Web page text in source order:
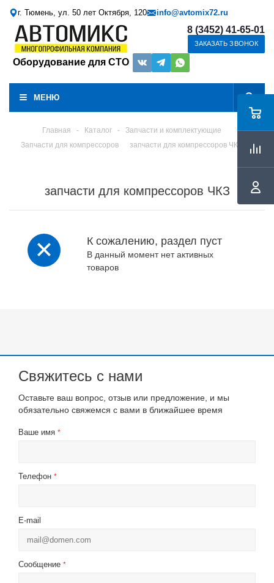
г. Тюмень, ул. 50 лет Октября, 120 info@avtomix72.ru
Оборудование для СТО
8 (3452) 41-65-01
ЗАКАЗАТЬ ЗВОНОК
МЕНЮ
Главная - Каталог -
Запчасти и комплектующие
Запчасти для компрессоров
запчасти для компрессоров ЧКЗ
запчасти для компрессоров ЧКЗ
К сожалению, раздел пуст
В данный момент нет активных
товаров
Свяжитесь с нами
Оставьте ваш вопрос, отзыв или предложение, и мы
обязательно свяжемся с вами в ближайшее время
Ваше имя *
Телефон *
E-mail
Сообщение *